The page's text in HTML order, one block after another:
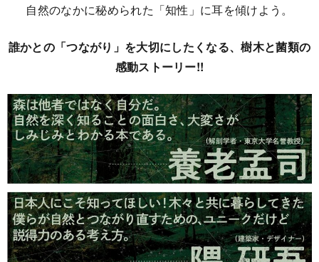
自然のなかに秘められた「知性」に耳を傾けよう。
誰かとの「つながり」を大切にしたくなる、樹木と菌類の
感動ストーリー!!